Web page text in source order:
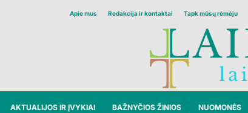
Apie mus Redakcija ir kontaktai Tapk mūsų rėmėju
AKTUALIJOS IR ĮVYKIAI BAŽNYČIOS ŽINIOS NUOMONĖS